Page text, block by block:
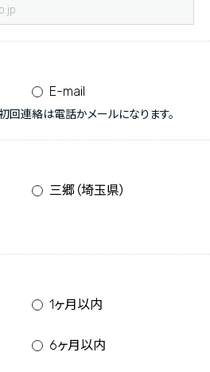
E-mail
連絡は電話かメールになります。
三郷（埼玉県）
1ヶ月以内
6ヶ月以内